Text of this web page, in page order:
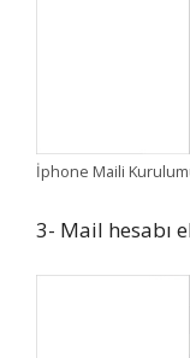
İphone Maili
3- Mail hesabı